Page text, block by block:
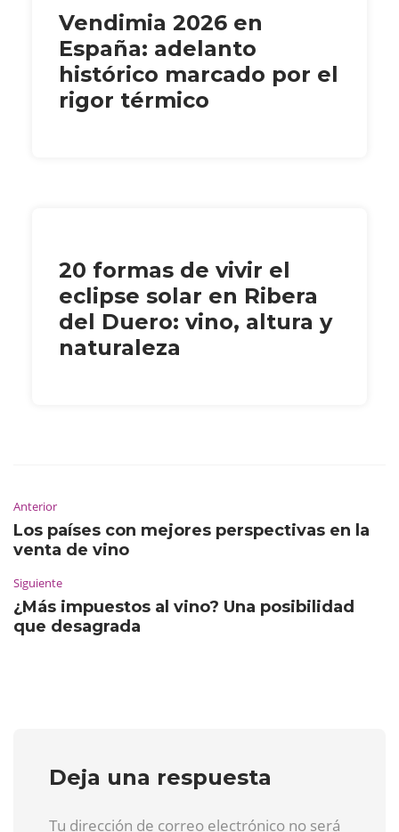
Vendimia 2026 en
España: adelanto
histórico marcado por el
rigor térmico
20 formas de vivir el
eclipse solar en Ribera
del Duero: vino, altura y
naturaleza
Anterior
Los países con mejores perspectivas en la
venta de vino
Siguiente
¿Más impuestos al vino? Una posibilidad
que desagrada
Deja una respuesta
Tu dirección de correo electrónico no será